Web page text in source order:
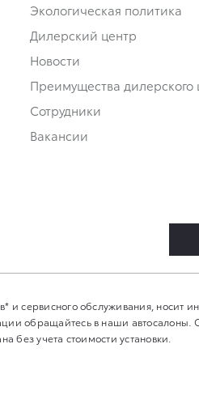
Экологическая политика
Дилерский центр
Новости
Преимущества дилерского
Сотрудники
Вакансии
и сервисного обслуживания, носит
обращайтесь в наши
без учета стоимости установки.